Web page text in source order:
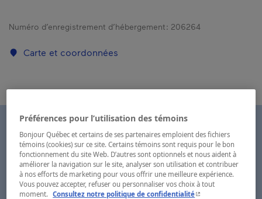
Numéro d’enregistrement d’hébergement : 206264
Carte et coordonnées
Préférences pour l’utilisation des témoins
Bonjour Québec et certains de ses partenaires emploient des fichiers
témoins (cookies) sur ce site. Certains témoins sont requis pour le bon
fonctionnement du site Web. D’autres sont optionnels et nous aident à
améliorer la navigation sur le site, analyser son utilisation et contribuer
à nos efforts de marketing pour vous offrir une meilleure expérience.
Vous pouvez accepter, refuser ou personnaliser vos choix à tout
moment.
Consultez notre politique de confidentialité- Cet hyperlien